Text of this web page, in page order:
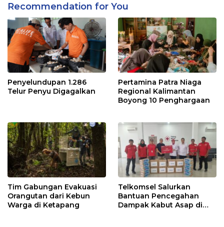
Recommendation for You
Penyelundupan 1.286
Telur Penyu Digagalkan
Pertamina Patra Niaga
Regional Kalimantan
Boyong 10 Penghargaan
Tim Gabungan Evakuasi
Orangutan dari Kebun
Warga di Ketapang
Telkomsel Salurkan
Bantuan Pencegahan
Dampak Kabut Asap di